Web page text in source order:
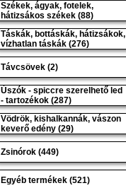
Székek, ágyak, fotelek,
hátizsákos székek (88)
Táskák, bottáskák, hátizsákok,
vízhatlan táskák (276)
Távcsövek (2)
Úszók - spiccre szerelhető led
- tartozékok (287)
Vödrök, kishalkannák, vászon
keverő edény (29)
Zsinórok (449)
Egyéb termékek (521)